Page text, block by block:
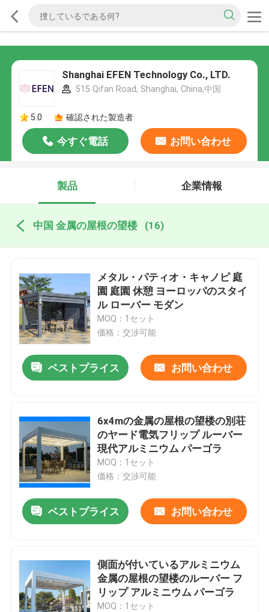
Shanghai EFEN Technology Co., LTD.
515 Qifan Road, Shanghai, China,中国
5.0 確認された製造者
今すぐ電話 お問い合わせ
製品 企業情報
中国 金属の屋根の望楼 (16)
メタル・パティオ・キャノピ 庭
園 庭園 休憩 ヨーロッパのスタイ
ル ローバー モダン
MOQ：1セット
価格：交渉可能
ベストプライス お問い合わせ
6x4mの金属の屋根の望楼の別荘
のヤード電気フリップ ルーバー
現代アルミニウム パーゴラ
MOQ：1セット
価格：交渉可能
ベストプライス お問い合わせ
側面が付いているアルミニウム
金属の屋根の望楼のルーバー フ
リップ アルミニウム パーゴラ
MOQ：1セット